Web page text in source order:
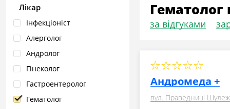
Лікар
Інфекціоніст
Алерголог
Андролог
Гінеколог
Гастроентеролог
Гематолог
Гематолог
за відгуками
Андромеда +
вул. Праведниці